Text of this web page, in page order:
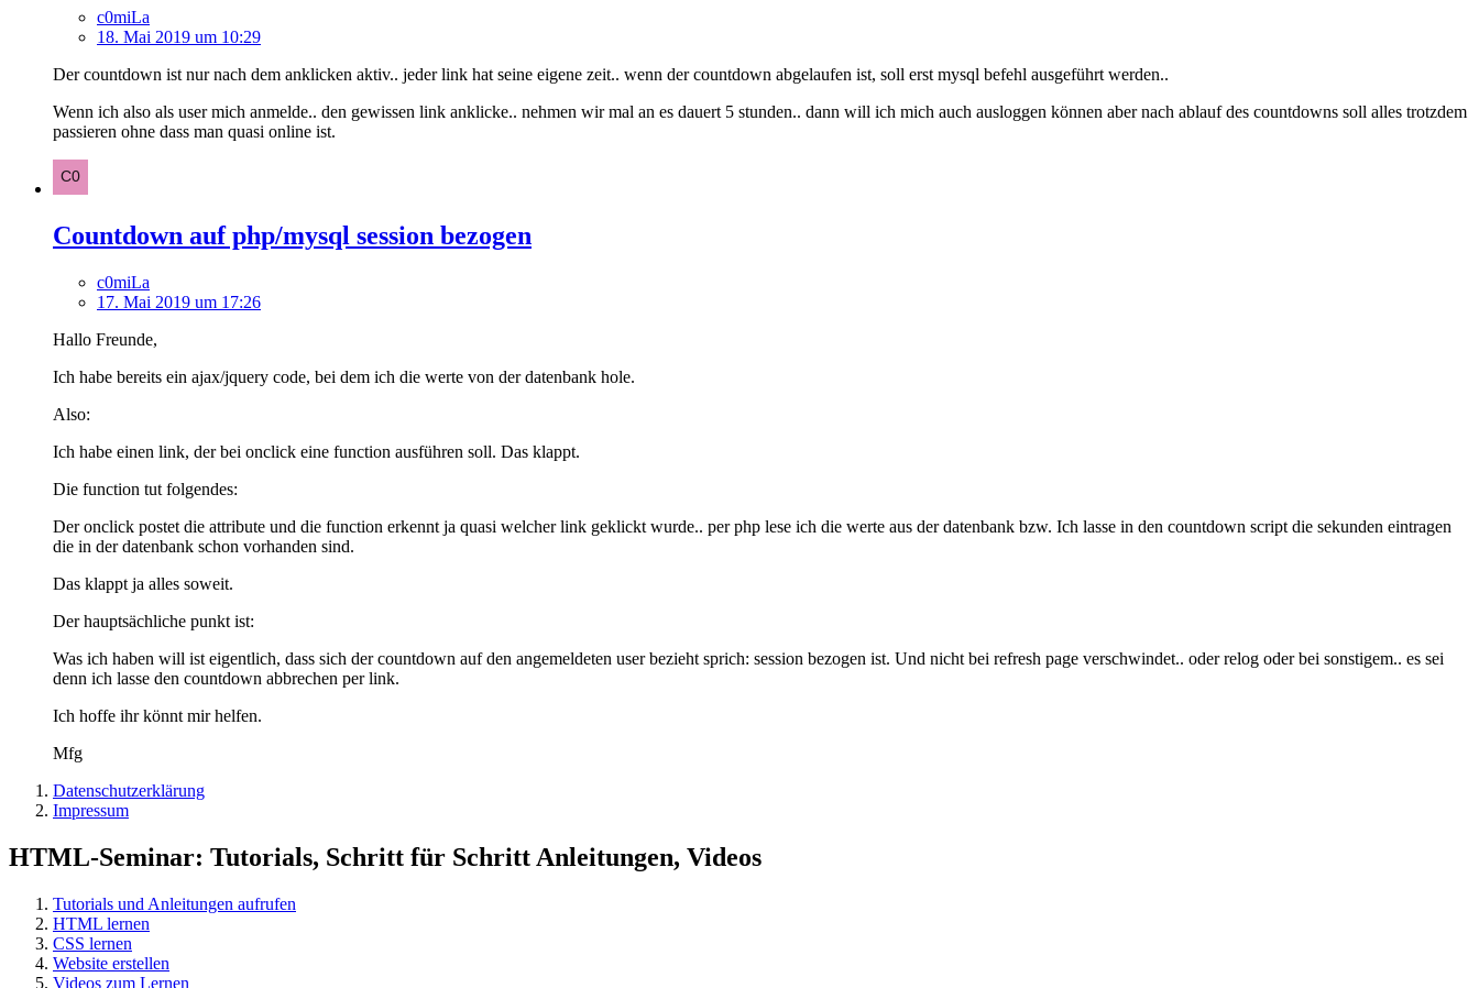
c0miLa
18. Mai 2019 um 10:29
Der countdown ist nur nach dem anklicken aktiv.. jeder link hat seine eigene zeit.. wenn der countdown abgelaufen ist, soll erst mysql befehl ausgeführt werden..
Wenn ich also als user mich anmelde.. den gewissen link anklicke.. nehmen wir mal an es dauert 5 stunden.. dann will ich mich auch ausloggen können aber nach ablauf des countdowns soll alles trotzdem
passieren ohne dass man quasi online ist.
Countdown auf php/mysql session bezogen
c0miLa
17. Mai 2019 um 17:26
Hallo Freunde,
Ich habe bereits ein ajax/jquery code, bei dem ich die werte von der datenbank hole.
Also:
Ich habe einen link, der bei onclick eine function ausführen soll. Das klappt.
Die function tut folgendes:
Der onclick postet die attribute und die function erkennt ja quasi welcher link geklickt wurde.. per php lese ich die werte aus der datenbank bzw. Ich lasse in den countdown script die sekunden eintragen
die in der datenbank schon vorhanden sind.
Das klappt ja alles soweit.
Der hauptsächliche punkt ist:
Was ich haben will ist eigentlich, dass sich der countdown auf den angemeldeten user bezieht sprich: session bezogen ist. Und nicht bei refresh page verschwindet.. oder relog oder bei sonstigem.. es sei
denn ich lasse den countdown abbrechen per link.
Ich hoffe ihr könnt mir helfen.
Mfg
Datenschutzerklärung
Impressum
HTML-Seminar: Tutorials, Schritt für Schritt Anleitungen, Videos
Tutorials und Anleitungen aufrufen
HTML lernen
CSS lernen
Website erstellen
Videos zum Lernen